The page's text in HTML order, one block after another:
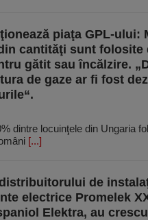
piaţa GPL-ului:
cantităţi sunt folosite
gătit sau încălzire.
de gaze ar fi fost
dintre locuinţele din Ungaria
[...]
de
electrice Promelek
Elektra, au